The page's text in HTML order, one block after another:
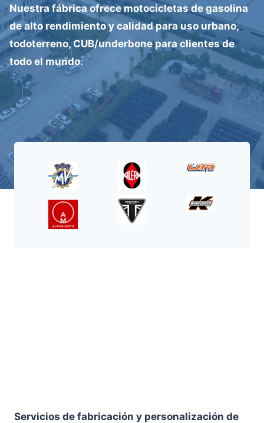
Nuestra fábrica ofrece motocicletas de gasolina
de alto rendimiento y calidad para uso urbano,
todoterreno, CUB/underbone para clientes de
todo el mundo.
Servicios de fabricación y personalización de